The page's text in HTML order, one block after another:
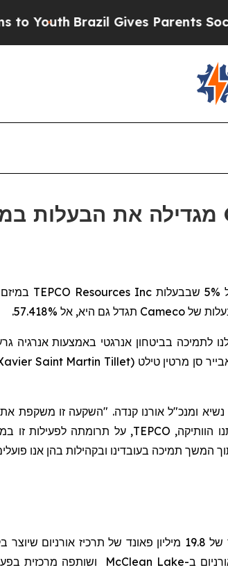
Brazil Gives Parents Social
TEPCO Resources Inc
Cameco תגדל גם היא, אל 57.418%.
לתמיכה בביטחון אנרגטי באמצעות אנרגיה
סן מרטין טילט (
Saint Martin Tillet
נשיא ומנכ"ל אורנו קנדה. "השקעה זו משקפת את
הוותיקה, TEPCO, על תרומתה לפעילות זו
המשך תמיכה בעובדינו ובקהילות בהן אנו
ב-McClean Lake ושותפה מרכזית